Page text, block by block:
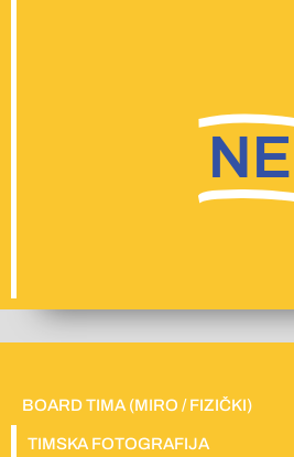
NE
BOARD TIMA (MIRO / FIZIČKI)
TIMSKA FOTOGRAFIJA